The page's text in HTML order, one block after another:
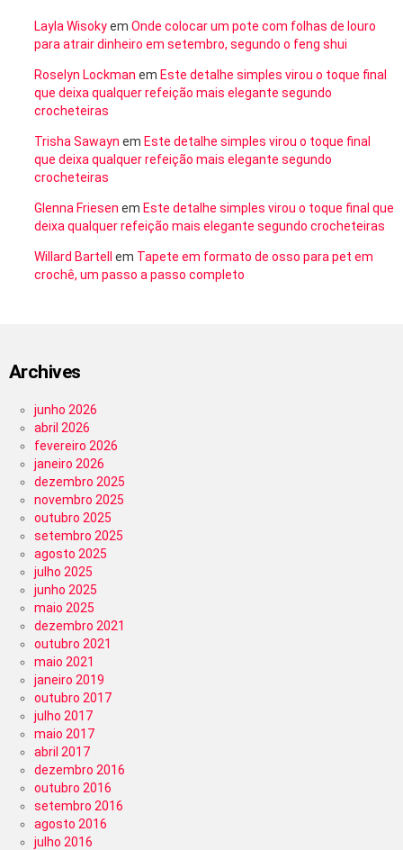
Layla Wisokyem Onde colocar um pote com folhas de louro
para atrair dinheiro em setembro, segundo o feng shui
Roselyn Lockman em Este detalhe simples virou o toque final
que deixa qualquer refeição mais elegante segundo
crocheteiras
Trisha Sawayn em Este detalhe simples virou o toque final
que deixa qualquer refeição mais elegante segundo
crocheteiras
Glenna Friesen em Este detalhe simples virou o toque final que
deixa qualquer refeição mais elegante segundo crocheteiras
Willard Bartell em Tapete em formato de osso para pet em
crochê, um passo a passo completo
Archives
junho 2026
abril 2026
fevereiro 2026
janeiro 2026
dezembro 2025
novembro 2025
outubro 2025
setembro 2025
agosto 2025
julho 2025
junho 2025
maio 2025
dezembro 2021
outubro 2021
maio 2021
janeiro 2019
outubro 2017
julho 2017
maio 2017
abril 2017
dezembro 2016
outubro 2016
setembro 2016
agosto 2016
julho 2016